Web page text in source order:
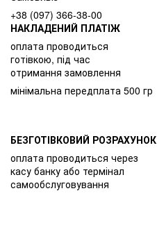
+38 (097) 366-38-00
НАКЛАДЕНИЙ ПЛАТІЖ
оплата проводиться
готівкою, під час
отримання замовлення
мінімальна передплата 500 гр
БЕЗГОТІВКОВИЙ РОЗРАХУНОК
оплата проводиться через
касу банку або термінал
самообслуговування